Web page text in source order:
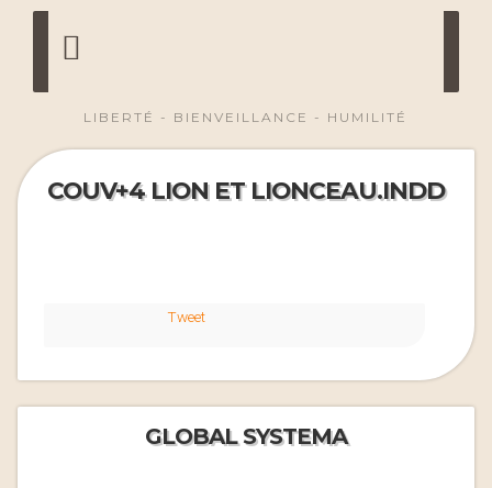
LIBERTÉ - BIENVEILLANCE - HUMILITÉ
COUV+4 LION ET LIONCEAU.INDD
Tweet
GLOBAL SYSTEMA